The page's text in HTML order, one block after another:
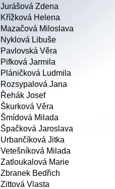
Jurášová Zdena
Křížková Helena
Mazačová Miloslava
Nyklová Libuše
Pavlovská Věra
Pifková Jarmila
Pláničková Ludmila
Rozsypalová Jana
Řehák Josef
Škurková Věra
Šmídová Milada
Špačková Jaroslava
Urbančíková Jitka
Vetešníková Milada
Zatloukalová Marie
Zbranek Bedřich
Zittová Vlasta